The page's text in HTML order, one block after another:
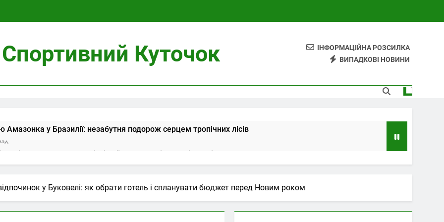
Спортивний Куточок
ІНФОРМАЦІЙНА РОЗСИЛКА
ВИПАДКОВІ НОВИНИ
Амазонка у Бразилії: незабутня подорож серцем тропічних лісів
значення у коханні, сімейному житті та сумісності
вирощування, догляд і безпека
у Буковелі: як обрати готель і спланувати бюджет перед Новим роком